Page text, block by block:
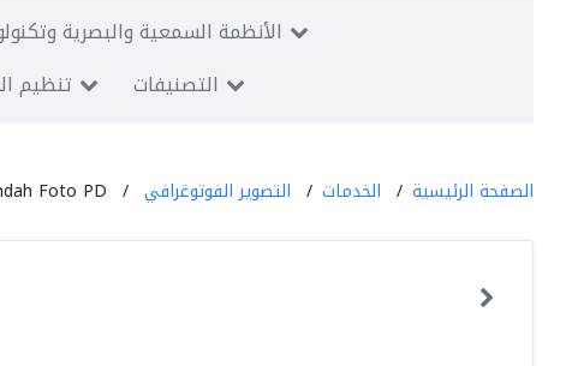
الأنظمة السمعية والبصرية
تنظيم التصنيفات
الصفحة الرئيسية الخدمات التصوير الفوتوغرافي Foto PD